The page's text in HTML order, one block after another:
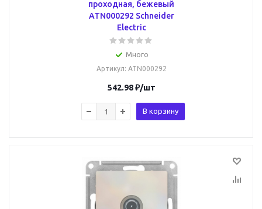
проходная, бежевый
ATN000292 Schneider
Electric
Много
Артикул: ATN000292
542.98₽/шт
В корзину